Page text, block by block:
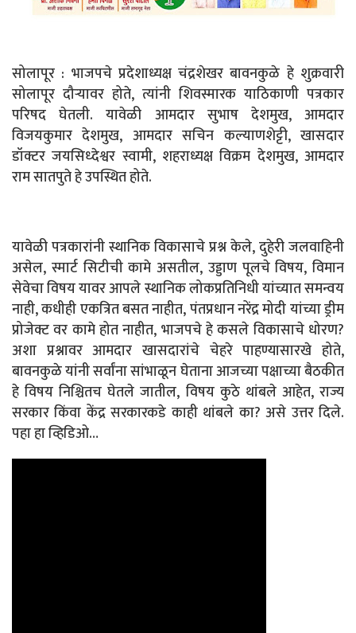
सोलापूर : भाजपचे प्रदेशाध्यक्ष चंद्रशेखर बावनकुळे हे शुक्रवारी
सोलापूर दौऱ्यावर होते, त्यांनी शिवस्मारक याठिकाणी पत्रकार
परिषद घेतली. यावेळी आमदार सुभाष देशमुख, आमदार
विजयकुमार देशमुख, आमदार सचिन कल्याणशेट्टी, खासदार
डॉक्टर जयसिध्देश्वर स्वामी, शहराध्यक्ष विक्रम देशमुख, आमदार
राम सातपुते हे उपस्थित होते.
यावेळी पत्रकारांनी स्थानिक विकासाचे प्रश्न केले, दुहेरी जलवाहिनी
असेल, स्मार्ट सिटीची कामे असतील, उड्डाण पूलचे विषय, विमान
सेवेचा विषय यावर आपले स्थानिक लोकप्रतिनिधी यांच्यात समन्वय
नाही, कधीही एकत्रित बसत नाहीत, पंतप्रधान नरेंद्र मोदी यांच्या ड्रीम
प्रोजेक्ट वर कामे होत नाहीत, भाजपचे हे कसले विकासाचे धोरण?
अशा प्रश्नावर आमदार खासदारांचे चेहरे पाहण्यासारखे होते,
बावनकुळे यांनी सर्वांना सांभाळून घेताना आजच्या पक्षाच्या बैठकीत
हे विषय निश्चितच घेतले जातील, विषय कुठे थांबले आहेत, राज्य
सरकार किंवा केंद्र सरकारकडे काही थांबले का? असे उत्तर दिले.
पहा हा व्हिडिओ…